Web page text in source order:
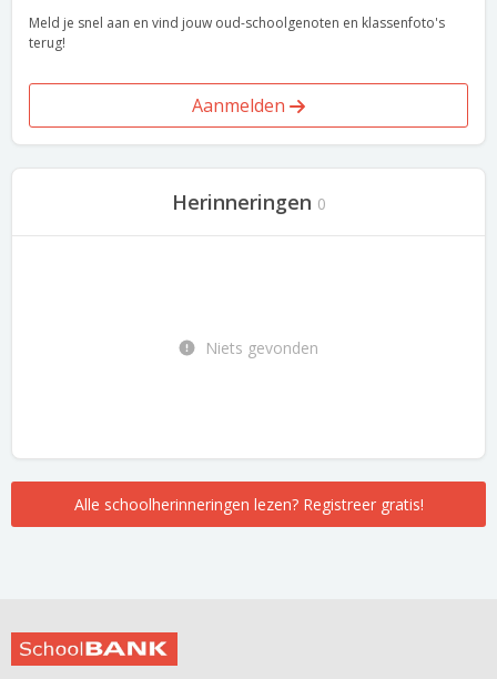
Meld je snel aan en vind jouw oud-schoolgenoten en klassenfoto's
terug!
Aanmelden
Herinneringen 0
Niets gevonden
Alle schoolherinneringen lezen? Registreer gratis!